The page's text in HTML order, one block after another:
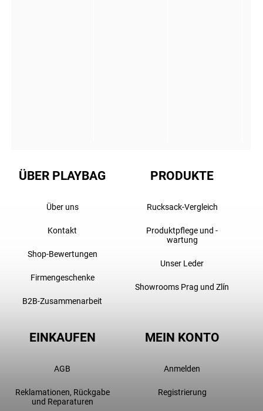
ÜBER PLAYBAG
Über uns
Kontakt
Shop-Bewertungen
Firmengeschenke
B2B-Zusammenarbeit
PRODUKTE
Rucksack-Vergleich
Produktpflege und -
wartung
Unser Leder
Showrooms Prag und Zlín
EINKAUFEN
AGB
Reklamationen, Rückgabe
und Reparaturen
MEIN KONTO
Anmelden
Registrierung